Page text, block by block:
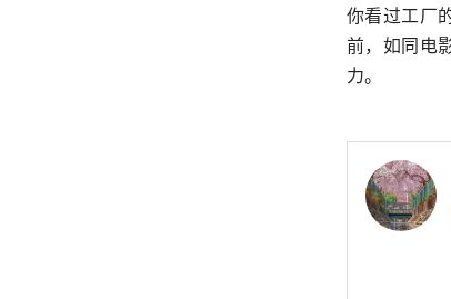
你看过工厂
前，如同电
力。